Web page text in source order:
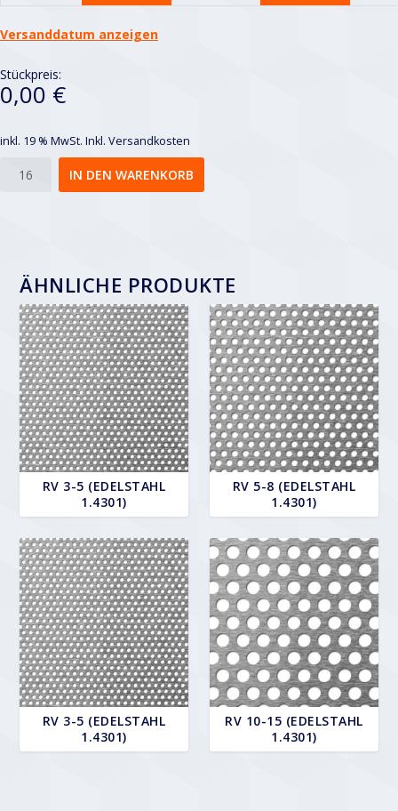
Versanddatum anzeigen
Stückpreis:
0,00 €
inkl. 19 % MwSt. Inkl. Versandkosten
IN DEN WARENKORB
ÄHNLICHE PRODUKTE
RV 3-5 (EDELSTAHL
1.4301)
RV 5-8 (EDELSTAHL
1.4301)
RV 3-5 (EDELSTAHL
1.4301)
RV 10-15 (EDELSTAHL
1.4301)